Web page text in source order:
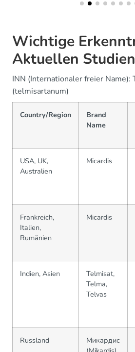
Wichtige
Aktuellen Studien
INN (Internationaler freier Name):
(telmisartanum)
Country/Region
Brand
Name
USA, UK,
Australien
Micardis
Frankreich,
Italien,
Rumänien
Micardis
Indien, Asien
Telmisat,
Telma,
Telvas
Russland
Микардис